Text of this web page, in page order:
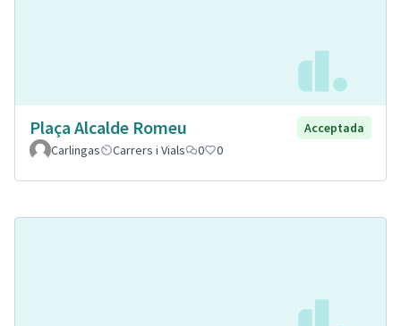
Plaça Alcalde Romeu
Acceptada
Carlingas
Carrers i Vials 0 0